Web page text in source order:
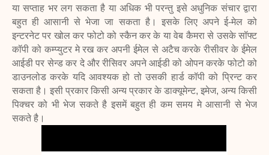
या सप्ताह भर लग सकता है याअधिक भी परन्तु इसे अधुनिक संचार द्वारा
बहुत ही आसानी से भेजा जा सकता है। इसके लिए अपने ई-मेल को
इन्टरनेट पर खोल कर फोटो को स्कैन कर के या वेब कैमरा से उसके सॉफ्ट
कॉपी को कम्प्युटर मे रख कर अपनी ईमेल से अटैच करके रीसीवर के ईमेल
आईडी पर सेन्ड कर दे और रीसिवर अपने आईडी को ओपन करके फोटो को
डाउनलोड करके यदि आवश्यक हो तो उसकी हार्ड कॉपी को प्रिन्ट कर
सकता है। इसी प्रकार किसी अन्य प्रकार के डाक्यूमेन्ट, इमेज, अन्य किसी
पिक्चर को भी भेज सकते है इसमें बहुत ही कम समय मे आसानी से भेज
सकते है।